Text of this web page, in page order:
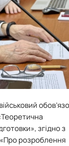
, згідно з
розроблення